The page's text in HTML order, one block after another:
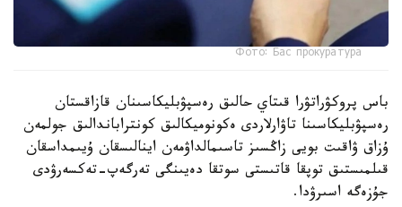
Фото: Бас прокуратура
باس پروكۋراتۋرا قىتاي حالىق رەسپۋبليكاسىنان قازاقستان
رەسپۋبليكاسىنا تاۋارلاردى ەكونوميكالىق كونتراباندالىق جولمەن
ۇزاق ۋاقىت بويى زاڭسىز تاسىمالداۋمەن اينالىسقان ۇيىمداسقان
قىلمىستىق توپقا قاتىستى سوتقا دەيىنگى تەرگەپ-تەكسەرۋدى
جۇزەگە اسىرۋدا.